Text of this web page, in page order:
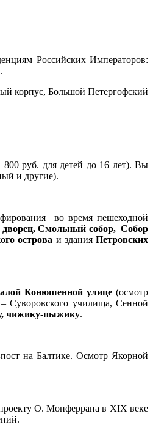
Российских Императоров:
.
корпус, Большой Петергофский
800 руб. для детей до 16 лет). Вы
и другие).
во время пешеходной
Смольный собор, Собор
острова и здания Петровских
Конюшенной улице (осмотр
Суворовского училища, Сенной
чижику-пыжику.
на Балтике. Осмотр Якорной
О. Монферрана в XIX веке